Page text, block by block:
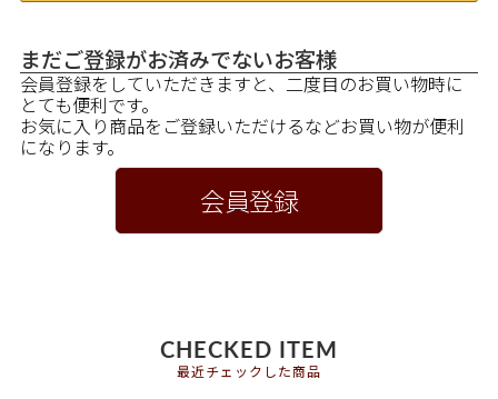
まだご登録がお済みでないお客様
会員登録をしていただきますと、二度目のお買い物時に
とても便利です。
お気に入り商品をご登録いただけるなどお買い物が便利
になります。
会員登録
CHECKED ITEM
最近チェックした商品